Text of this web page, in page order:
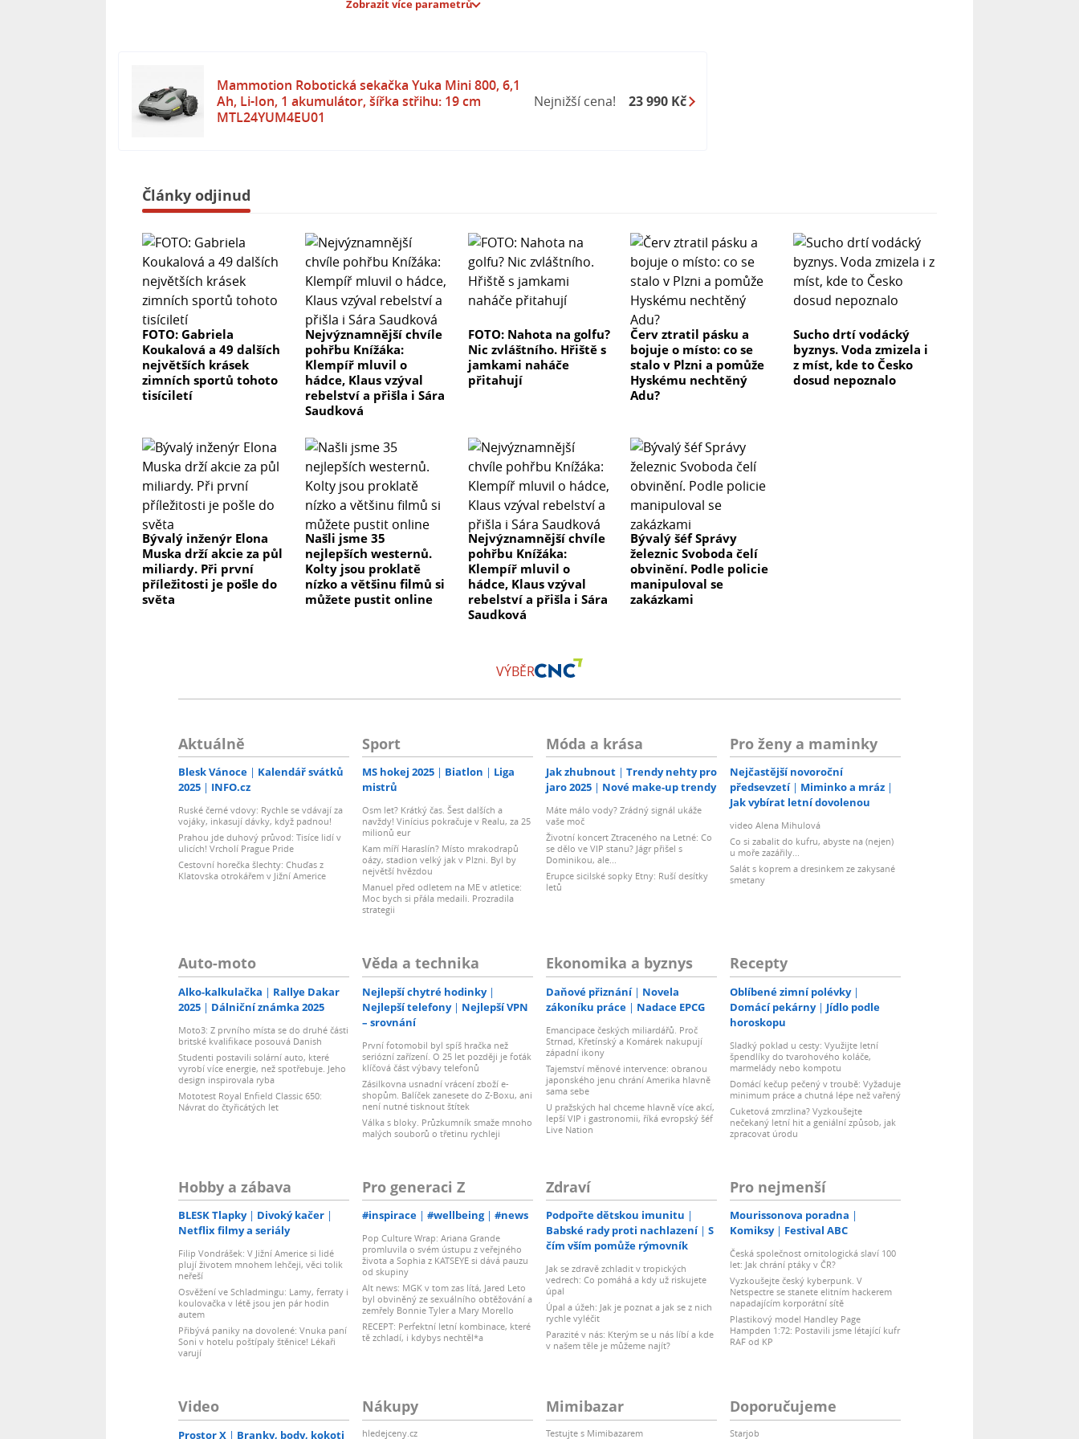
- Kompatibilita se systémem Airtag (Airtag není součástí balení)
Zobrazit více parametrů
Mammotion Robotická sekačka Yuka Mini 800, 6,1
Ah, Li-Ion, 1 akumulátor, šířka střihu: 19 cm
MTL24YUM4EU01
Nejnižší cena! 23 990 Kč
Články odjinud
FOTO: Gabriela
Koukalová a 49 dalších
největších krásek
zimních sportů tohoto
tisíciletí
Nejvýznamnější chvíle
pohřbu Knížáka:
Klempíř mluvil o
hádce, Klaus vzýval
rebelství a přišla i Sára
Saudková
FOTO: Nahota na golfu?
Nic zvláštního. Hřiště s
jamkami naháče
přitahují
Červ ztratil pásku a
bojuje o místo: co se
stalo v Plzni a pomůže
Hyskému nechtěný
Adu?
Sucho drtí vodácký
byznys. Voda zmizela i
z míst, kde to Česko
dosud nepoznalo
Bývalý inženýr Elona
Muska drží akcie za půl
miliardy. Při první
příležitosti je pošle do
světa
Našli jsme 35
nejlepších westernů.
Kolty jsou proklatě
nízko a většinu filmů si
můžete pustit online
Nejvýznamnější chvíle
pohřbu Knížáka:
Klempíř mluvil o
hádce, Klaus vzýval
rebelství a přišla i Sára
Saudková
Bývalý šéf Správy
železnic Svoboda čelí
obvinění. Podle policie
manipuloval se
zakázkami
VÝBĚR
Aktuálně
Blesk Vánoce
Kalendář svátků
2025
INFO.cz
Ruské černé vdovy: Rychle se vdávají za
vojáky, inkasují dávky, když padnou!
Prahou jde duhový průvod: Tisíce lidí v
ulicích! Vrcholí Prague Pride
Cestovní horečka šlechty: Chuďas z
Klatovska otrokářem v Jižní Americe
Sport
MS hokej 2025 Biatlon
Liga
mistrů
Osm let? Krátký čas. Šest dalších a
navždy! Vinícius pokračuje v Realu, za 25
milionů eur
Kam míří Haraslín? Místo mrakodrapů
oázy, stadion velký jak v Plzni. Byl by
největší hvězdou
Manuel před odletem na ME v atletice:
Moc bych si přála medaili. Prozradila
strategii
Móda a krása
Jak zhubnout
Trendy nehty pro
jaro 2025
Nové make-up trendy
Máte málo vody? Zrádný signál ukáže
vaše moč
Životní koncert Ztraceného na Letné: Co
se dělo ve VIP stanu? Jágr přišel s
Dominikou, ale...
Erupce sicilské sopky Etny: Ruší desítky
letů
Pro ženy a maminky
Nejčastější novoroční
předsevzetí
Miminko a mráz
Jak vybírat letní dovolenou
video Alena Mihulová
Co si zabalit do kufru, abyste na (nejen)
u moře zazářily...
Salát s koprem a dresinkem ze zakysané
smetany
Auto-moto
Alko-kalkulačka
Rallye Dakar
2025
Dálniční známka 2025
Moto3: Z prvního místa se do druhé části
britské kvalifikace posouvá Danish
Studenti postavili solární auto, které
vyrobí více energie, než spotřebuje. Jeho
design inspirovala ryba
Mototest Royal Enfield Classic 650:
Návrat do čtyřicátých let
Věda a technika
Nejlepší chytré hodinky
Nejlepší telefony
Nejlepší VPN
– srovnání
První fotomobil byl spíš hračka než
seriózní zařízení. O 25 let později je foťák
klíčová část výbavy telefonů
Zásilkovna usnadní vrácení zboží e-
shopům. Balíček zanesete do Z-Boxu, ani
není nutné tisknout štítek
Válka s bloky. Průzkumník smaže mnoho
malých souborů o třetinu rychleji
Ekonomika a byznys
Daňové přiznání
Novela
zákoníku práce
Nadace EPCG
Emancipace českých miliardářů. Proč
Strnad, Křetínský a Komárek nakupují
západní ikony
Tajemství měnové intervence: obranou
japonského jenu chrání Amerika hlavně
sama sebe
U pražských hal chceme hlavně více akcí,
lepší VIP i gastronomii, říká evropský šéf
Live Nation
Recepty
Oblíbené zimní polévky
Domácí pekárny
Jídlo podle
horoskopu
Sladký poklad u cesty: Využijte letní
špendlíky do tvarohového koláče,
marmelády nebo kompotu
Domácí kečup pečený v troubě: Vyžaduje
minimum práce a chutná lépe než vařený
Cuketová zmrzlina? Vyzkoušejte
nečekaný letní hit a geniální způsob, jak
zpracovat úrodu
Hobby a zábava
BLESK Tlapky
Divoký kačer
Netflix filmy a seriály
Filip Vondrášek: V Jižní Americe si lidé
plují životem mnohem lehčeji, věci tolik
neřeší
Osvěžení ve Schladmingu: Lamy, ferraty i
koulovačka v létě jsou jen pár hodin
autem
Přibývá paniky na dovolené: Vnuka paní
Soni v hotelu poštípaly štěnice! Lékaři
varují
Pro generaci Z
#inspirace #wellbeing #news
Pop Culture Wrap: Ariana Grande
promluvila o svém ústupu z veřejného
života a Sophia z KATSEYE si dává pauzu
od skupiny
Alt news: MGK v tom zas lítá, Jared Leto
byl obviněný ze sexuálního obtěžování a
zemřely Bonnie Tyler a Mary Morello
RECEPT: Perfektní letní kombinace, které
tě zchladí, i kdybys nechtěl*a
Zdraví
Podpořte dětskou imunitu
Babské rady proti nachlazení
S
čím vším pomůže rýmovník
Jak se zdravě zchladit v tropických
vedrech: Co pomáhá a kdy už riskujete
úpal
Úpal a úžeh: Jak je poznat a jak se z nich
rychle vyléčit
Parazité v nás: Kterým se u nás líbí a kde
v našem těle je můžeme najít?
Pro nejmenší
Mourissonova poradna
Komiksy
Festival ABC
Česká společnost ornitologická slaví 100
let: Jak chrání ptáky v ČR?
Vyzkoušejte český kyberpunk. V
Netspectre se stanete elitním hackerem
napadajícím korporátní sítě
Plastikový model Handley Page
Hampden 1:72: Postavili jsme létající kufr
RAF od KP
Video
Prostor X Branky, body, kokoti
Nákupy
hledejceny.cz
Mimibazar
Testujte s Mimibazarem
Doporučujeme
Starjob